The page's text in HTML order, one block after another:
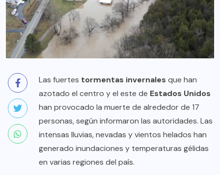
Las fuertes tormentas invernales que han
azotado el centro y el este de Estados Unidos
han provocado la muerte de alrededor de 17
personas, según informaron las autoridades. Las
intensas lluvias, nevadas y vientos helados han
generado inundaciones y temperaturas gélidas
en varias regiones del país.